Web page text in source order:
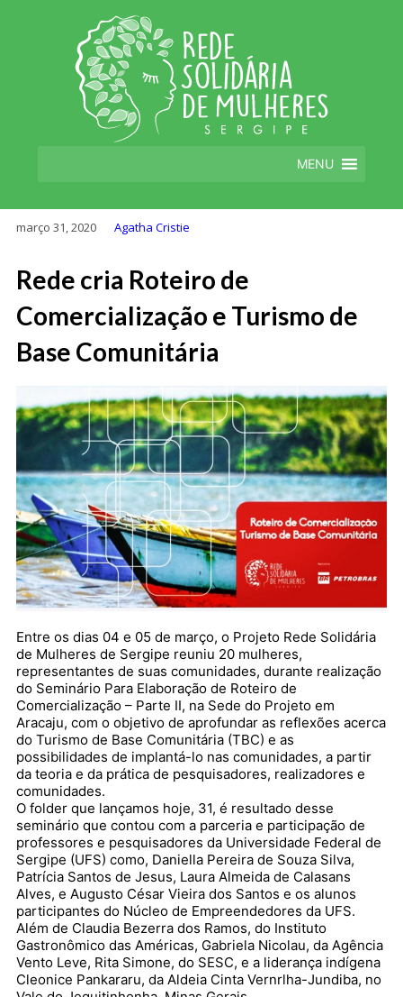
MENU
março 31, 2020 Agatha Cristie
Rede cria Roteiro de
Comercialização e Turismo de
Base Comunitária
Entre os dias 04 e 05 de março, o Projeto Rede Solidária
de Mulheres de Sergipe reuniu 20 mulheres,
representantes de suas comunidades, durante realização
do Seminário Para Elaboração de Roteiro de
Comercialização – Parte II, na Sede do Projeto em
Aracaju, com o objetivo de aprofundar as reflexões acerca
do Turismo de Base Comunitária (TBC) e as
possibilidades de implantá-lo nas comunidades, a partir
da teoria e da prática de pesquisadores, realizadores e
comunidades.
O folder que lançamos hoje, 31, é resultado desse
seminário que contou com a parceria e participação de
professores e pesquisadores da Universidade Federal de
Sergipe (UFS) como, Daniella Pereira de Souza Silva,
Patrícia Santos de Jesus, Laura Almeida de Calasans
Alves, e Augusto César Vieira dos Santos e os alunos
participantes do Núcleo de Empreendedores da UFS.
Além de Claudia Bezerra dos Ramos, do Instituto
Gastronômico das Américas, Gabriela Nicolau, da Agência
Vento Leve, Rita Simone, do SESC, e a liderança indígena
Cleonice Pankararu, da Aldeia Cinta Vernrlha-Jundiba, no